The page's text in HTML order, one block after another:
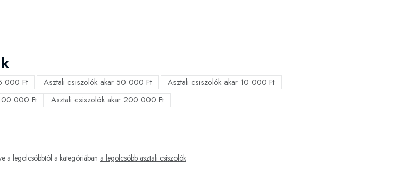
000 Ft Asztali csiszolók akar 50 000 Ft
Asztali csiszolók akar 10 000 Ft
000 Ft
Asztali csiszolók akar 200 000 Ft
a legolcsóbbtól a kategóriában a legolcsóbb asztali csiszolók